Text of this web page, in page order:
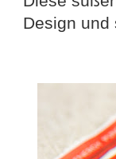
Design und